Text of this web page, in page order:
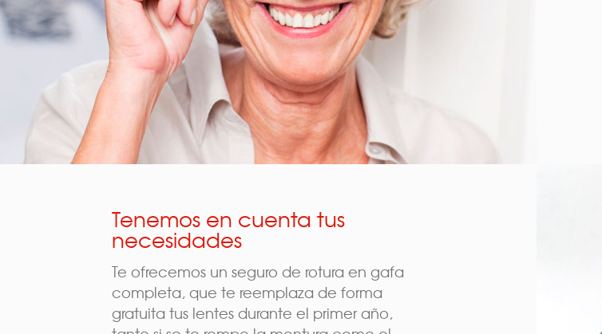
Tenemos en cuenta tus
necesidades
Te ofrecemos un seguro de rotura en gafa
completa, que te reemplaza de forma
gratuita tus lentes durante el primer año,